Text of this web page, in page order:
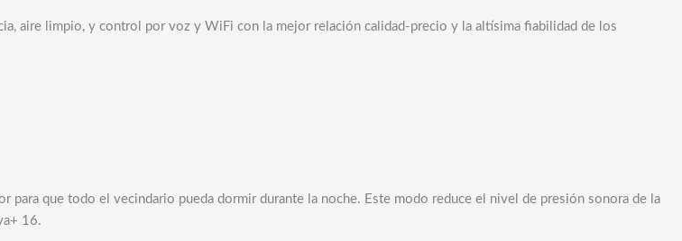
aire limpio, y control por voz y WiFi con la mejor relación calidad-precio y la altísima fiabilidad de los
que todo el vecindario pueda dormir durante la noche. Este modo reduce el nivel de presión sonora de la
16.